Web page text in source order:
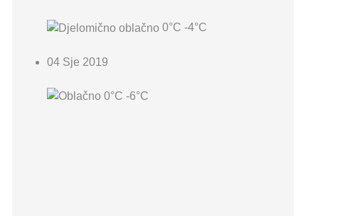
0°C -4°C
04 Sje 2019
0°C -6°C